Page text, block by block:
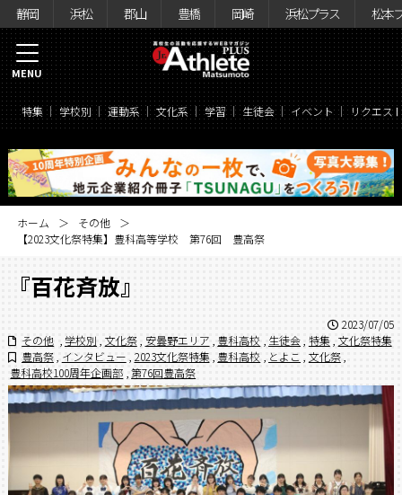
静岡 浜松 郡山 豊橋 岡崎 浜松プラス 松本
特集 学校別 運動系 文化系 学習 生徒会 イベント リクエス
MENU
ホーム
その他
【2023文化祭特集】豊科高等学校 第76回 豊高祭
『百花斉放』
2023/07/05
その他
学校別 文化祭 安曇野エリア 豊科高校 生徒会 特集 文化祭特集
豊高祭 インタビュー 2023文化祭特集 豊科高校 とよこ , 文化祭
豊科高校100周年企画部 第76回豊高祭